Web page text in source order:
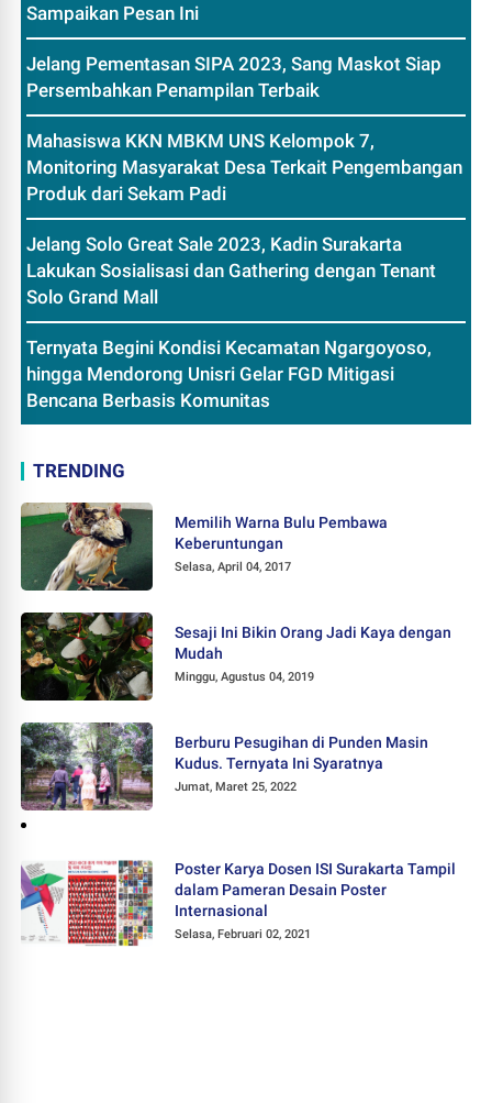
Sampaikan Pesan Ini
Jelang Pementasan SIPA 2023, Sang Maskot Siap
Persembahkan Penampilan Terbaik
Mahasiswa KKN MBKM UNS Kelompok 7,
Monitoring Masyarakat Desa Terkait Pengembangan
Produk dari Sekam Padi
Jelang Solo Great Sale 2023, Kadin Surakarta
Lakukan Sosialisasi dan Gathering dengan Tenant
Solo Grand Mall
Ternyata Begini Kondisi Kecamatan Ngargoyoso,
hingga Mendorong Unisri Gelar FGD Mitigasi
Bencana Berbasis Komunitas
TRENDING
Memilih Warna Bulu Pembawa
Keberuntungan
Selasa, April 04, 2017
Sesaji Ini Bikin Orang Jadi Kaya dengan
Mudah
Minggu, Agustus 04, 2019
Berburu Pesugihan di Punden Masin
Kudus. Ternyata Ini Syaratnya
Jumat, Maret 25, 2022
Poster Karya Dosen ISI Surakarta Tampil
dalam Pameran Desain Poster
Internasional
Selasa, Februari 02, 2021